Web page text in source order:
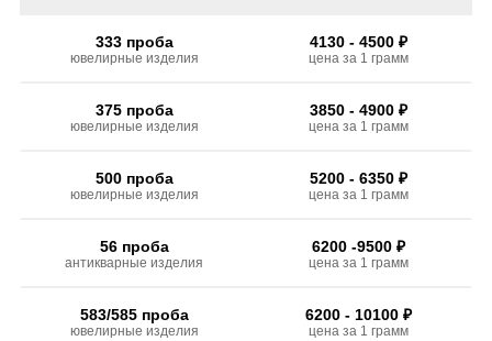
333 проба
ювелирные изделия
4130 - 4500 ₽
цена за 1 грамм
375 проба
ювелирные изделия
3850 - 4900 ₽
цена за 1 грамм
500 проба
ювелирные изделия
5200 - 6350 ₽
цена за 1 грамм
56 проба
антикварные изделия
6200 -9500 ₽
цена за 1 грамм
583/585 проба
ювелирные изделия
6200 - 10100 ₽
цена за 1 грамм